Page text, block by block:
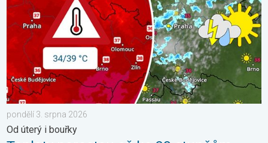
pondělí 3. srpna 2026
Od úterý i bouřky